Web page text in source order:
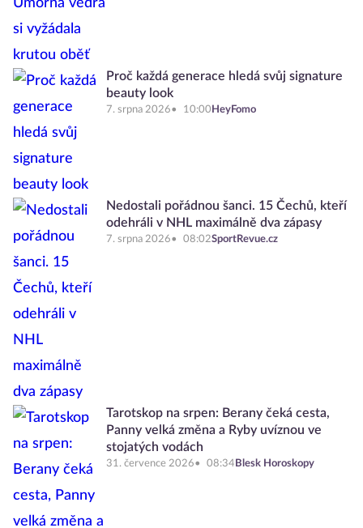
Proč každá generace hledá svůj signature
beauty look
7. srpna 2026 10:00 HeyFomo
Nedostali pořádnou šanci. 15 Čechů, kteří
odehráli v NHL maximálně dva zápasy
7. srpna 2026 08:02SportRevue.cz
Tarotskop na srpen: Berany čeká cesta,
Panny velká změna a Ryby uvíznou ve
stojatých vodách
31. července 2026 08:34 Blesk Horoskopy